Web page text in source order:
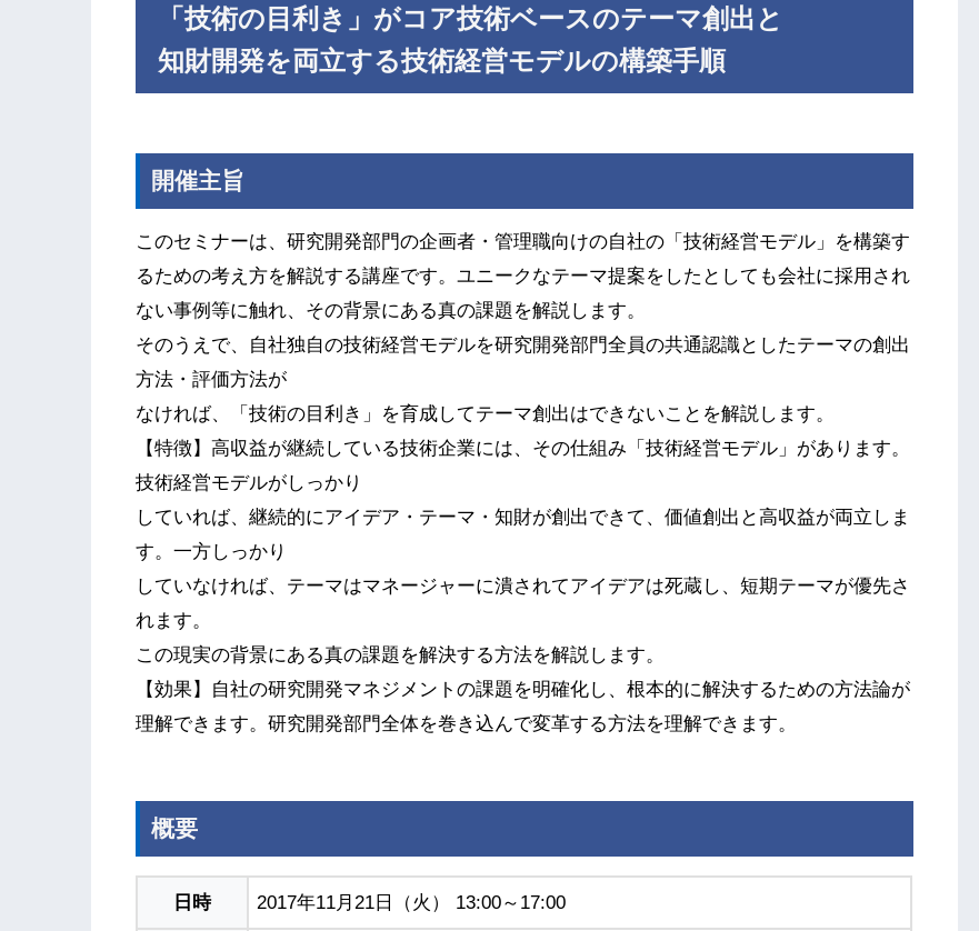
「技術の目利き」がコア技術ベースのテーマ創出と
知財開発を両立する技術経営モデルの構築手順
開催主旨
このセミナーは、研究開発部門の企画者・管理職向けの自社の「技術経営モデル」を構築す
るための考え方を解説する講座です。ユニークなテーマ提案をしたとしても会社に採用され
ない事例等に触れ、その背景にある真の課題を解説します。
そのうえで、自社独自の技術経営モデルを研究開発部門全員の共通認識としたテーマの創出
方法・評価方法が
なければ、「技術の目利き」を育成してテーマ創出はできないことを解説します。
【特徴】高収益が継続している技術企業には、その仕組み「技術経営モデル」があります。
技術経営モデルがしっかり
していれば、継続的にアイデア・テーマ・知財が創出できて、価値創出と高収益が両立しま
す。一方しっかり
していなければ、テーマはマネージャーに潰されてアイデアは死蔵し、短期テーマが優先さ
れます。
この現実の背景にある真の課題を解決する方法を解説します。
【効果】自社の研究開発マネジメントの課題を明確化し、根本的に解決するための方法論が
理解できます。研究開発部門全体を巻き込んで変革する方法を理解できます。
概要
日時 2017年11月21日（火） 13:00～17:00